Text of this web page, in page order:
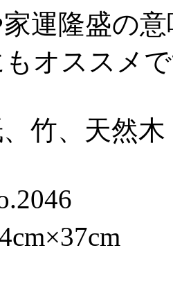
運隆盛の
オススメ
竹、天然木